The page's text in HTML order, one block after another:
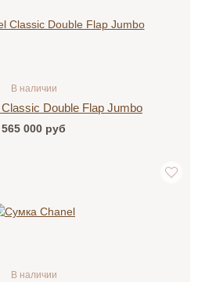
В наличии
Double Flap Jumbo
565 000 руб
В наличии